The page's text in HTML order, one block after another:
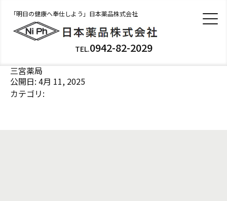
「明日の健康へ奉仕しよう」日本薬品株式会社
TEL.0942-82-2029
三宮薬局
公開日: 4月 11, 2025
カテゴリ: